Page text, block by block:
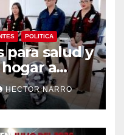
POLITICA
para salud y
a
Lucas
HECTOR NARRO